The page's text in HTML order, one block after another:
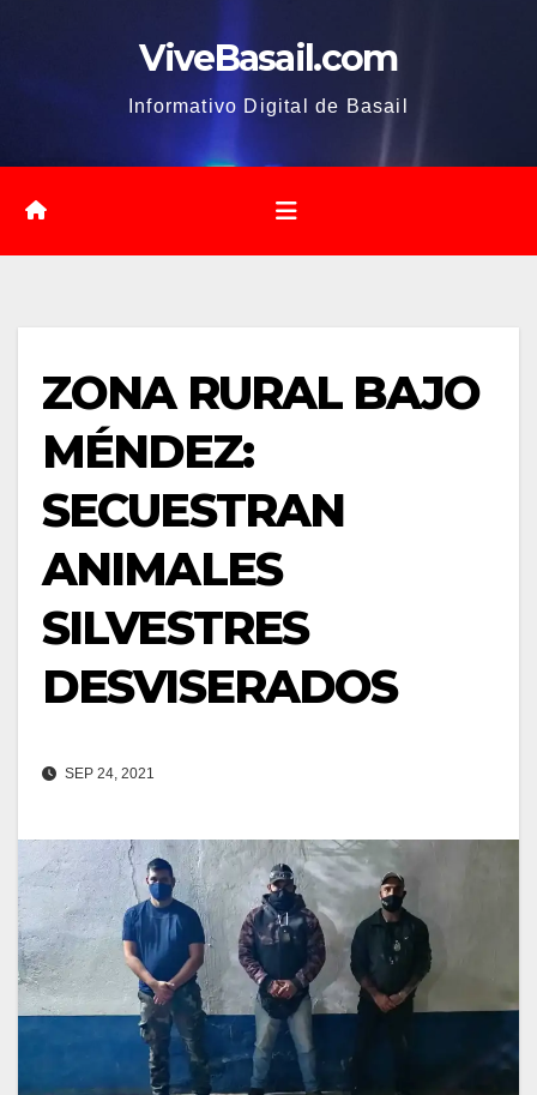
ViveBasail.com
Informativo Digital de Basail
ZONA RURAL BAJO
MÉNDEZ:
SECUESTRAN
ANIMALES
SILVESTRES
DESVISERADOS
SEP 24, 2021